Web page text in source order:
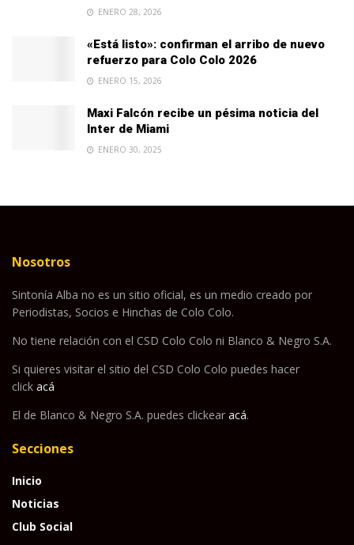
ENERO 28, 2026
«Está listo»: confirman el arribo de nuevo
refuerzo para Colo Colo 2026
ENERO 15, 2026
Maxi Falcón recibe un pésima noticia del
Inter de Miami
ENERO 30, 2025
Nosotros
Sintonía Alba no es un sitio oficial, es un medio creado por
Periodistas, Socios e Hinchas de Colo Colo.
No tiene relación con el CSD Colo Colo ni Blanco & Negro S.A.
Si quieres visitar el sitio del CSD Colo Colo puedes hacer
click acá
El de Blanco & Negro S.A. puedes clickear acá.
Secciones
Inicio
Noticias
Club Social